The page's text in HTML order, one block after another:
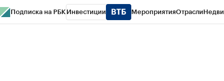
Подписка на РБК Инвестиции МероприятияОтрасли